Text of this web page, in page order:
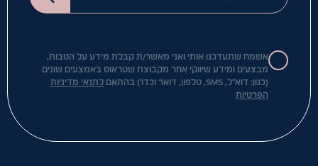
אשמח שתעדכנו אותי ואני מאשר/ת קבלת מידע על הטבות,
מבצעים ומידע שיווקי אחר מקבוצת שטראוס באמצעים שונים
(כגון: דוא"ל, SMS, טלפון, דואר וכדו') בהתאם
לתנאי מדיניות
הפרטיות